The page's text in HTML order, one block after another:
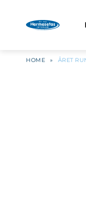
HOME » ÅRET